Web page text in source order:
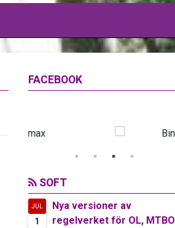
FACEBOOK
SOFT
JUL
1
Nya versioner av
regelverket för OL, MTBO